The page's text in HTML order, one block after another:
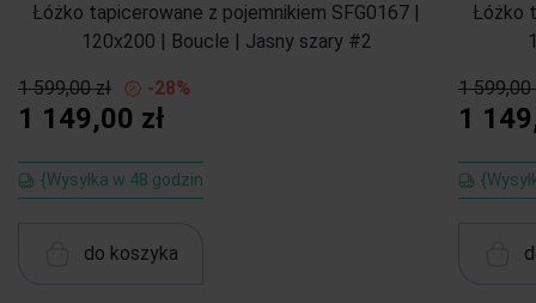
Łóżko tapicerowane z pojemnikiem SFG0167 |
120x200 | Boucle | Jasny szary #2
1 599,00 zł -28%
1 149,00 zł
{Wysyłka w 48 godzin
do koszyka
Łóżko
1 599,00
1